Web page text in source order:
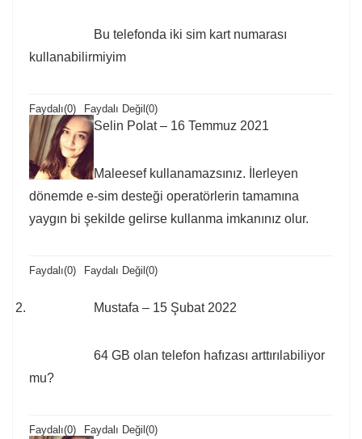
Bu telefonda iki sim kart numarası
kullanabilirmiyim
Faydalı(0) Faydalı Değil (0)
Selin Polat– 16 Temmuz 2021
Maleesef kullanamazsınız. İlerleyen
dönemde e-sim desteği operatörlerin tamamına
yaygın bi şekilde gelirse kullanma imkanınız olur.
Faydalı(0) Faydalı Değil (0)
Mustafa – 15 Şubat 2022
64 GB olan telefon hafızası arttırılabiliyor
mu?
Faydalı(0) Faydalı Değil (0)